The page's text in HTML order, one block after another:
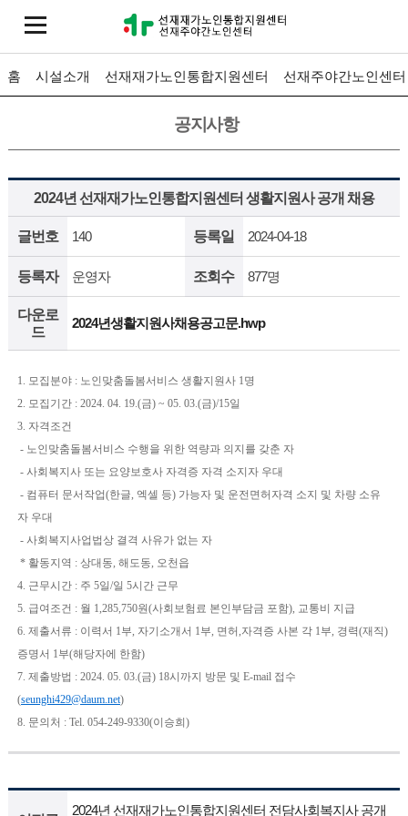
홈 시설소개 선재재가노인통합지원센터 선재주야간노인센터
공지사항
2024년 선재재가노인통합지원센터 생활지원사 공개 채용
글번호 140 등록일 2024-04-18
등록자 운영자 조회수 877명
다운로
드
2024년생활지원사채용공고문.hwp
1. 모집분야 : 노인맞춤돌봄서비스 생활지원사 1명
2. 모집기간 : 2024. 04. 19.(금) ~ 05. 03.(금)/15일
3. 자격조건
- 노인맞춤돌봄서비스 수행을 위한 역량과 의지를 갖춘 자
- 사회복지사 또는 요양보호사 자격증 자격 소지자 우대
- 컴퓨터 문서작업(한글, 엑셀 등) 가능자 및 운전면허자격 소지 및 차량 소유
자 우대
- 사회복지사업법상 결격 사유가 없는 자
* 활동지역 : 상대동, 해도동, 오천읍
4. 근무시간 : 주 5일/일 5시간 근무
5. 급여조건 : 월 1,285,750원(사회보험료 본인부담금 포함), 교통비 지급
6. 제출서류 : 이력서 1부, 자기소개서 1부, 면허,자격증 사본 각 1부, 경력(재직)
증명서 1부(해당자에 한함)
7. 제출방법 : 2024. 05. 03.(금) 18시까지 방문 및 E-mail 접수
(seunghi429@daum.net)
8. 문의처 : Tel. 054-249-9330(이승희)
2024년 선재재가노인통합지원센터 전담사회복지사 공개